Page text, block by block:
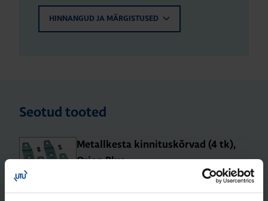
HINNANGUD JA MÄRGISTUSED
Seotud tooted
Metall­kesta kin­ni­tus­kõr­vad (4 tk),
Orion Plus